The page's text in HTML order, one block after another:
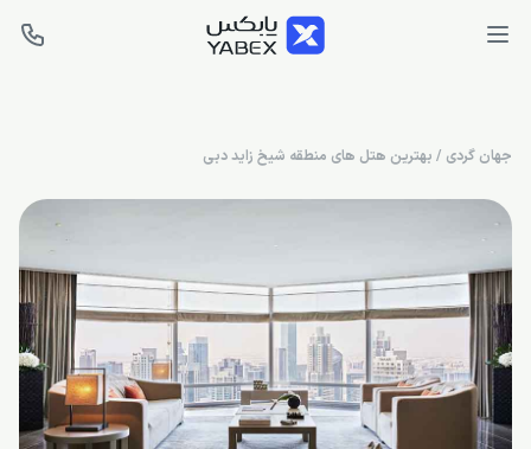
جهان گردی / بهترین هتل های منطقه شیخ زاید دبی